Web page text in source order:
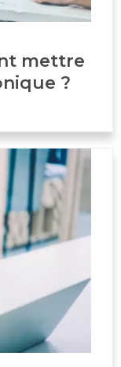
mettre
?